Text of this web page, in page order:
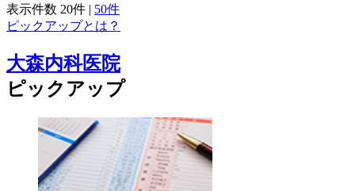
表示件数 20件 | 50件
ピックアップとは？
大森内科医院
ピックアップ